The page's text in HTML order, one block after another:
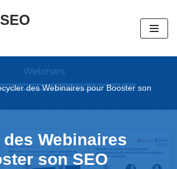
des Webinaires pour Booster son
Webinaires
son SEO